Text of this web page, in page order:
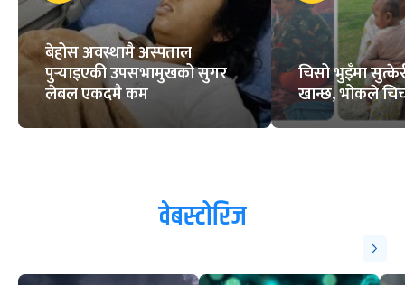
बेहोस अवस्थामै अस्पताल
पुर्‍याइएकी उपसभामुखको सुगर
लेबल एकदमै कम
चिसो भुइँमा
खान्छ, भोकले
वेबस्टोरिज